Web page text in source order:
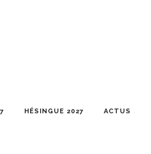
HÉSINGUE 2027 ACTUS